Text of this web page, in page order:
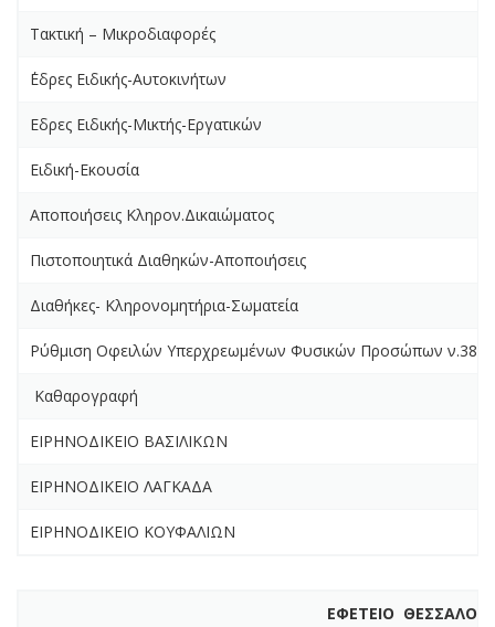
Τακτική – Μικροδιαφορές
΄Εδρες Ειδικής-Αυτοκινήτων
Εδρες Ειδικής-Μικτής-Εργατικών
Ειδική-Εκουσία
Αποποιήσεις Κληρον.Δικαιώματος
Πιστοποιητικά Διαθηκών-Αποποιήσεις
Διαθήκες- Κληρονομητήρια-Σωματεία
Ρύθμιση Οφειλών Υπερχρεωμένων Φυσικών Προσώπων
Καθαρογραφή
ΕΙΡΗΝΟΔΙΚΕΙΟ ΒΑΣΙΛΙΚΩΝ
ΕΙΡΗΝΟΔΙΚΕΙΟ ΛΑΓΚΑΔΑ
ΕΙΡΗΝΟΔΙΚΕΙΟ ΚΟΥΦΑΛΙΩΝ
ΕΦΕΤΕΙΟ